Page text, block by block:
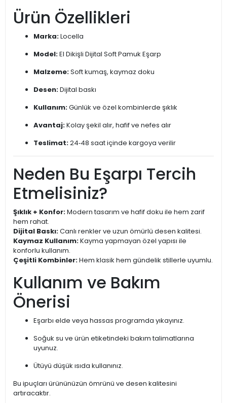
Ürün Özellikleri
Marka:Locella
Model:El Dikişli Dijital Soft Pamuk Eşarp
Malzeme:Soft kumaş, kaymaz doku
Desen:Dijital baskı
Kullanım:Günlük ve özel kombinlerde şıklık
Avantaj:Kolay şekil alır, hafif ve nefes alır
Teslimat:24‑48 saat içinde kargoya verilir
Neden Bu Eşarpı Tercih
Etmelisiniz?
Şıklık + Konfor:Modern tasarım ve hafif doku ile hem zarif
hem rahat.
Dijital Baskı:Canlı renkler ve uzun ömürlü desen kalitesi.
Kaymaz Kullanım:Kayma yapmayan özel yapısı ile
konforlu kullanım.
Çeşitli Kombinler:Hem klasik hem gündelik stillerle uyumlu.
Kullanım ve Bakım
Önerisi
Eşarbı elde veya hassas programda yıkayınız.
Soğuk su ve ürün etiketindeki bakım talimatlarına
uyunuz.
Ütüyü düşük ısıda kullanınız.
Bu ipuçları ürününüzün ömrünü ve desen kalitesini
artıracaktır.